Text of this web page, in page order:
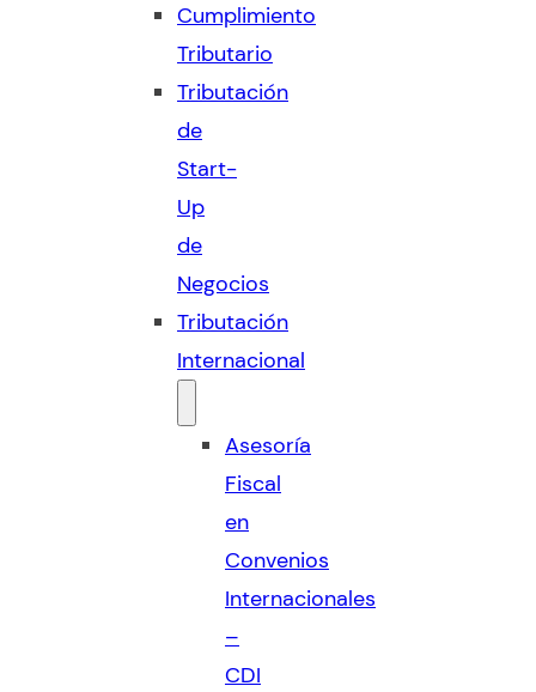
Cumplimiento
Tributario
Tributación
de
Start-
Up
de
Negocios
Tributación
Internacional
Asesoría
Fiscal
en
Convenios
Internacionales
–
CDI